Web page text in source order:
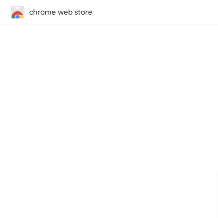
chrome web store